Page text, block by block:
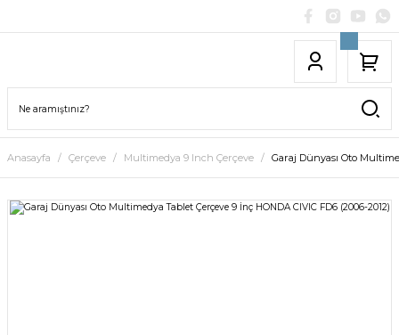
Anasayfa Çerçeve Multimedya 9 Inch Çerçeve Garaj Dünyası Oto